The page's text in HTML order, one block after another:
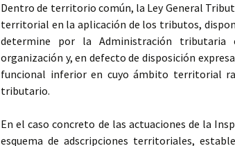
Dentro de territorio común, la Ley General
territorial en la aplicación de los tributos,
determine por la Administración tributaria
organización y, en defecto de disposición
funcional inferior en cuyo ámbito territorial
tributario.
En el caso concreto de las actuaciones de la
esquema de adscripciones territoriales,